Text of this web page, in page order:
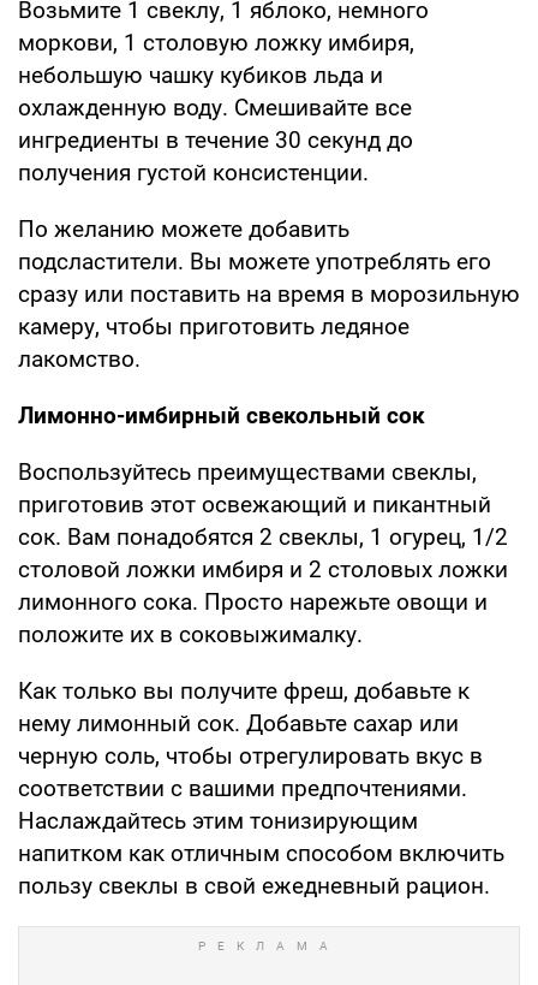
Возьмите 1 свеклу, 1 яблоко, немного
моркови, 1 столовую ложку имбиря,
небольшую чашку кубиков льда и
охлажденную воду. Смешивайте все
ингредиенты в течение 30 секунд до
получения густой консистенции.
По желанию можете добавить
подсластители. Вы можете употреблять его
сразу или поставить на время в морозильную
камеру, чтобы приготовить ледяное
лакомство.
Лимонно-имбирный свекольный сок
Воспользуйтесь преимуществами свеклы,
приготовив этот освежающий и пикантный
сок. Вам понадобятся 2 свеклы, 1 огурец, 1/2
столовой ложки имбиря и 2 столовых ложки
лимонного сока. Просто нарежьте овощи и
положите их в соковыжималку.
Как только вы получите фреш, добавьте к
нему лимонный сок. Добавьте сахар или
черную соль, чтобы отрегулировать вкус в
соответствии с вашими предпочтениями.
Наслаждайтесь этим тонизирующим
напитком как отличным способом включить
пользу свеклы в свой ежедневный рацион.